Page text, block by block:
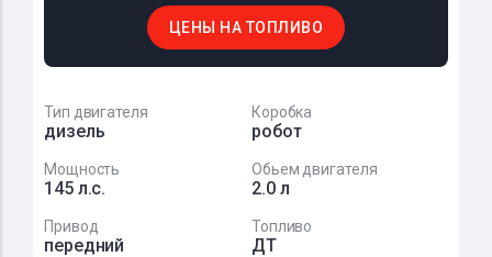
ЦЕНЫ НА ТОПЛИВО
Тип двигателя
дизель
Коробка
робот
Мощность
145 л.с.
Обьем двигателя
2.0 л
Привод
передний
Топливо
ДТ